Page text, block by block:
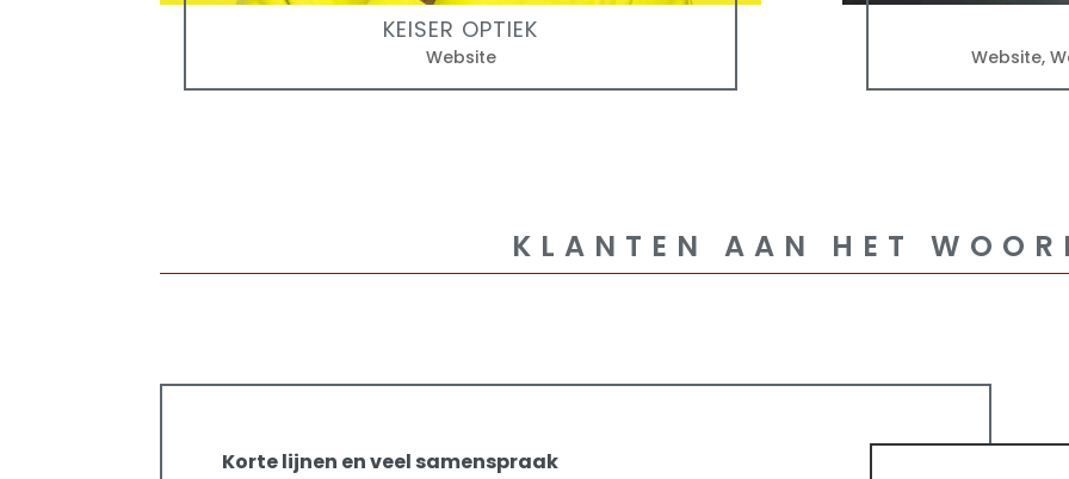
KEISER OPTIEK
Website Website,
KLANTEN AAN HET
Korte lijnen en veel samenspraak